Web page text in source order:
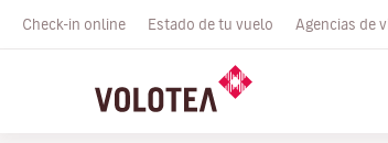
Check-in online Estado de tu vuelo Agencias de